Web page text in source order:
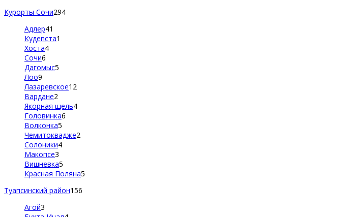
Курорты Сочи294
Адлер41
Кудепста1
Хоста4
Сочи6
Дагомыс5
Лоо9
Лазаревское12
Вардане2
Якорная щель4
Головинка6
Волконка5
Чемитоквадже2
Солоники4
Макопсе3
Вишневка5
Красная Поляна5
Туапсинский район156
Агой3